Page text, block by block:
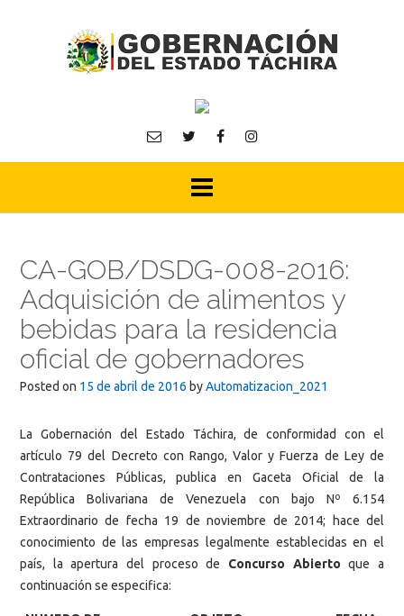
CA-GOB/DSDG-008-2016:
Adquisición de alimentos y
bebidas para la residencia
oficial de gobernadores
Posted on 15 de abril de 2016 byAutomatizacion_2021
La Gobernación del Estado Táchira, de conformidad con el
artículo 79 del Decreto con Rango, Valor y Fuerza de Ley de
Contrataciones Públicas, publica en Gaceta Oficial de la
República Bolivariana de Venezuela con bajo Nº 6.154
Extraordinario de fecha 19 de noviembre de 2014; hace del
conocimiento de las empresas legalmente establecidas en el
país, la apertura del proceso de Concurso Abierto que a
continuación se especifica: